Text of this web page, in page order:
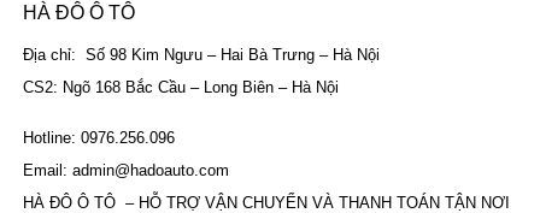
HÀ ĐÔ Ô TÔ
Địa chỉ: Số 98 Kim Ngưu – Hai Bà Trưng – Hà Nội
CS2: Ngõ 168 Bắc Cầu – Long Biên – Hà Nội
Hotline: 0976.256.096
Email: admin@hadoauto.com
HÀ ĐÔ Ô TÔ – HỖ TRỢ VẬN CHUYỂN VÀ THANH TOÁN TẬN NƠI